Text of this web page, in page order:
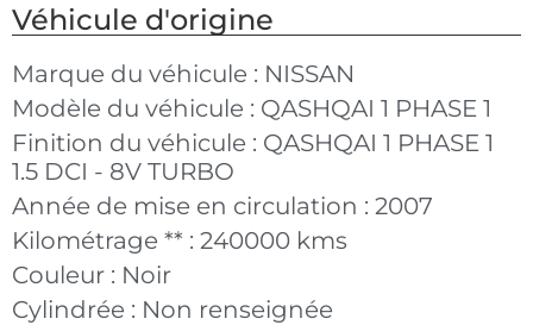
Véhicule d'origine
Marque du véhicule : NISSAN
Modèle du véhicule : QASHQAI 1 PHASE 1
Finition du véhicule : QASHQAI 1 PHASE 1
1.5 DCI - 8V TURBO
Année de mise en circulation : 2007
Kilométrage ** : 240000 kms
Couleur : Noir
Cylindrée : Non renseignée